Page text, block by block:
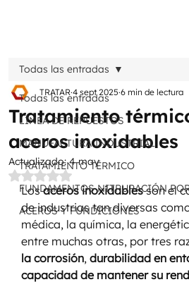
Todas las entradas
LÍNEA DE REPUESTOS
MANUFACTURA INDUSTRIAL
TRATAMIENTO TÉRMICO
FUNDAMENTOS NITRURACIÓN
ACEROS Y FUNDICIONES
Todas las entradas
Tratamiento
aceros inoxidables
TRATAR 4 sept 2025 6 min de lectura
Actualizado:4 may
Obtuvo NaN de 5 estrellas.
Los aceros inoxidables son el
de industrias tan diversas
médica, la química, la
entre muchas otras, por tres
la corrosión, durabilidad en
capacidad de mantener su